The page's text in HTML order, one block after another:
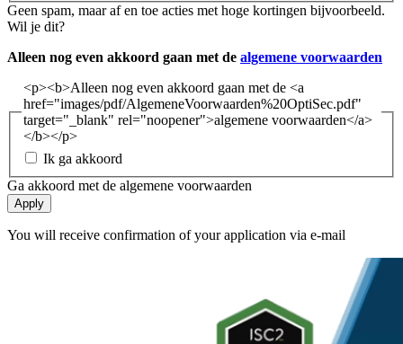
Geen spam, maar af en toe acties met hoge kortingen bijvoorbeeld.
Wil je dit?
Alleen nog even akkoord gaan met de algemene voorwaarden
<p><b>Alleen nog even akkoord gaan met de <a
href="images/pdf/AlgemeneVoorwaarden%20OptiSec.pdf"
target="_blank" rel="noopener">algemene voorwaarden</a>
</b></p>
Ik ga akkoord
Ga akkoord met de algemene voorwaarden
Apply
You will receive confirmation of your application via e-mail